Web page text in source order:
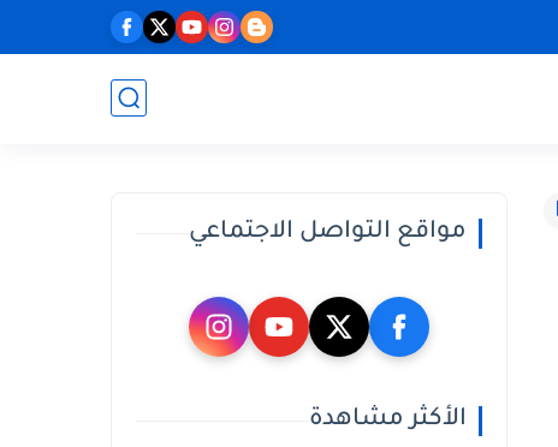
مواقع التواصل الاجتماعي
الأكثر مشاهدة